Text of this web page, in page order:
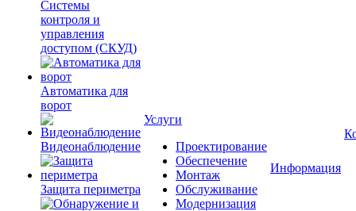
Системы
контроля и
управления
доступом (СКУД)
Автоматика для
ворот
Видеонаблюдение
Защита периметра
Услуги
Проектирование
Обеспечение
Монтаж
Обслуживание
Модернизация
Информация